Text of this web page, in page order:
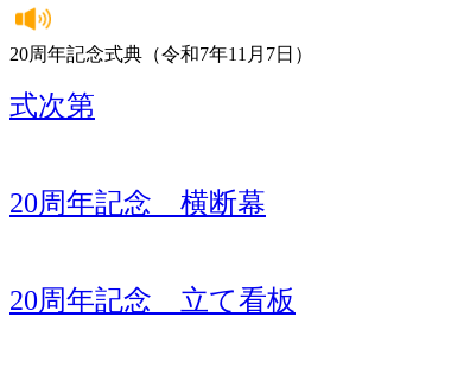
20周年記念式典（令和7年11月7日）
式次第
20周年記念 横断幕
20周年記念 立て看板